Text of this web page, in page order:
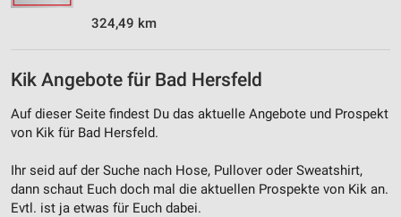
324,49 km
Kik Angebote für Bad Hersfeld
Auf dieser Seite findest Du das aktuelle Angebote und Prospekt
von Kik für Bad Hersfeld.
Ihr seid auf der Suche nach Hose, Pullover oder Sweatshirt,
dann schaut Euch doch mal die aktuellen Prospekte von Kik an.
Evtl. ist ja etwas für Euch dabei.
IAB-Besonderheiten:
Geräte anhand von aktiv angeforderten
Nicht-IAB-Verarbeitungszwecke:
Performance